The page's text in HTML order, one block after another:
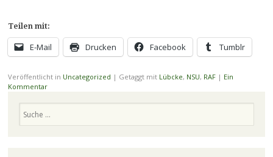
Teilen mit:
E-Mail Drucken Facebook Tumblr
Veröffentlicht in Uncategorized | Getaggt mit Lübcke, NSU, RAF | Ein
Kommentar